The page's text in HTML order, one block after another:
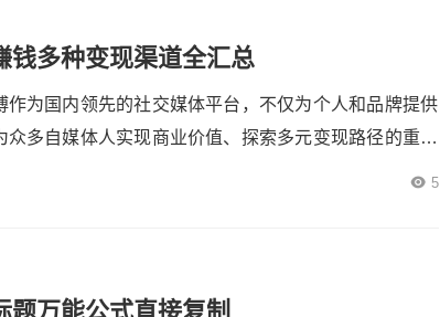
仅自...
钱多种变现渠道全汇总
作为国内领先的社交媒体平台，不仅为个人和品牌提供
众多自媒体人实现商业价值、探索多元变现路径的重要
5
题万能公式直接复制